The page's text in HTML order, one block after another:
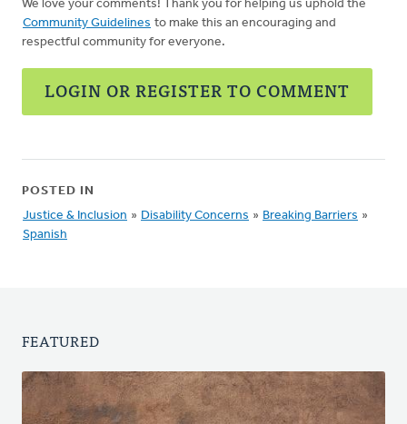
We love your comments! Thank you for helping us uphold the
Community Guidelines to make this an encouraging and
respectful community for everyone.
LOGIN OR REGISTER TO COMMENT
POSTED IN
Justice & Inclusion » Disability Concerns » Breaking Barriers »
Spanish
FEATURED